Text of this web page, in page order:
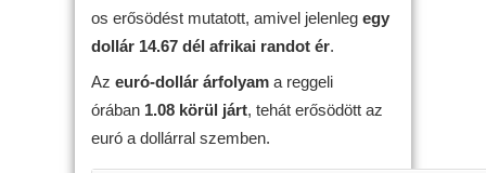
os erősödést mutatott, amivel jelenleg egy
dollár 14.67 dél afrikai randot ér.
Az euró-dollár árfolyam a reggeli
órában 1.08 körül járt, tehát erősödött az
euró a dollárral szemben.